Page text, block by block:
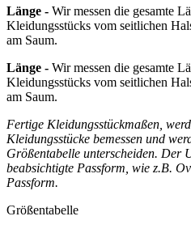
Länge - Wir messen die gesamte
Kleidungsstücks vom seitlichen
am Saum.
Länge - Wir messen die gesamte
Kleidungsstücks vom seitlichen
am Saum.
Fertige Kleidungsstückmaßen,
Kleidungsstücke bemessen und
Größentabelle unterscheiden. Der
beabsichtigte Passform, wie z.B.
Passform.
Größentabelle